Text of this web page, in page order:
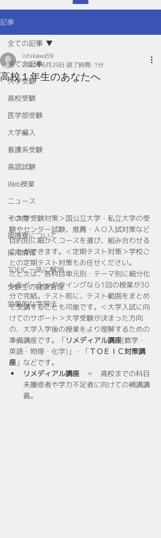
記事
全ての記事
大学受験
高校受験
医学部受験
大学編入
看護系受験
高認試験
Web授業
ニュース
その他
提携寮について
採用情報
TOEIC 一気に解消
受験生の健康管理
効果的な学習法
全ての記事
高校１年生のあなたへ
ishikawa59
2022年6月29日 読了時間: 1分
＜大学受験対策＞国公立大学・私立大学の受
験やセンター試験、推薦・ＡＯ入試対策など
目的別に細かくコースを選び、組み合わせる
ことができます。＜定期テスト対策＞学校ご
との定期テスト対策もお任せください。
たとえば、各科目単元別・テーマ別に細分化
したベーシックウイングなら1回の授業が30
分で完結。テスト前に、テスト範囲をまとめ
て受講することも可能です。＜大学入試に向
けてのサポート＞大学受験が決まった方向
の、大学入学後の授業をより理解するための
準備講座です。「 リメディアル講座(数学・
英語・物理・化学)」・「ＴＯＥＩＣ対策講
座 」などです。
リメディアル講座 ＝　高校までの科目
未履修者や学力不足者に向けての補講講
義。